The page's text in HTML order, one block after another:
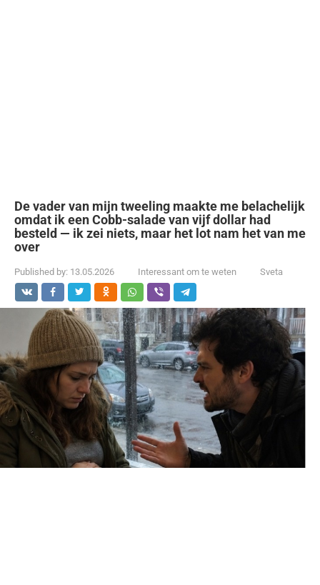
De vader van mijn tweeling maakte me belachelijk
omdat ik een Cobb-salade van vijf dollar had
besteld — ik zei niets, maar het lot nam het van me
over
Published by: 13.05.2026 Interessant om te weten Sveta